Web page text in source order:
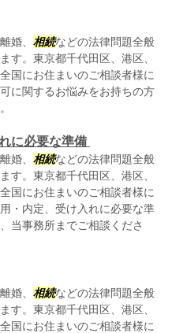
婚、 相続などの法律問題全般
す。東京都千代田区、港区、
国にお住まいのご相談者様に
に関するお悩みをお持ちの方
に必要な準備
婚、 相続などの法律問題全般
す。東京都千代田区、港区、
国にお住まいのご相談者様に
・内定、受け入れに必要な準
当事務所までご相談くださ
婚、 相続などの法律問題全般
す。東京都千代田区、港区、
国にお住まいのご相談者様に